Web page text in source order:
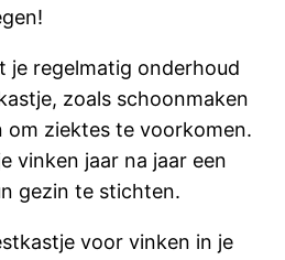
je regelmatig onderhoud
zoals schoonmaken
om ziektes te voorkomen.
vinken jaar na jaar een
gezin te stichten.
voor vinken in je